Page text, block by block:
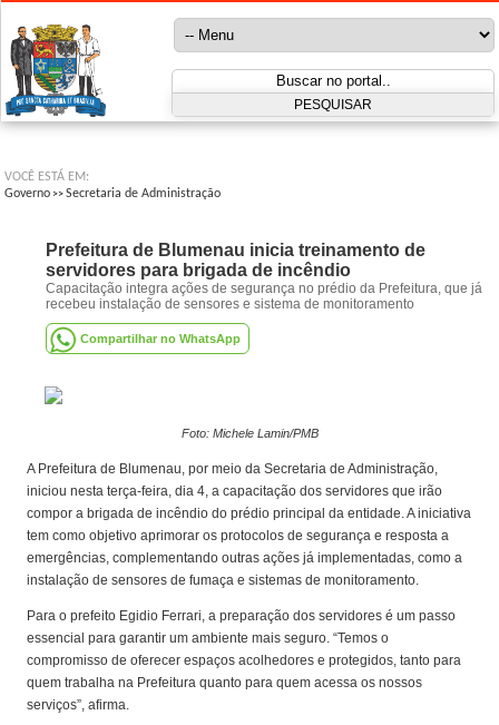
VOCÊ ESTÁ EM:
Governo >>Secretaria de Administração
Prefeitura de Blumenau inicia treinamento de
servidores para brigada de incêndio
Capacitação integra ações de segurança no prédio da Prefeitura, que já
recebeu instalação de sensores e sistema de monitoramento
Compartilhar no WhatsApp
Foto: Michele Lamin/PMB
A Prefeitura de Blumenau, por meio da Secretaria de Administração,
iniciou nesta terça-feira, dia 4, a capacitação dos servidores que irão
compor a brigada de incêndio do prédio principal da entidade. A iniciativa
tem como objetivo aprimorar os protocolos de segurança e resposta a
emergências, complementando outras ações já implementadas, como a
instalação de sensores de fumaça e sistemas de monitoramento.
Para o prefeito Egidio Ferrari, a preparação dos servidores é um passo
essencial para garantir um ambiente mais seguro. “Temos o
compromisso de oferecer espaços acolhedores e protegidos, tanto para
quem trabalha na Prefeitura quanto para quem acessa os nossos
serviços”, afirma.